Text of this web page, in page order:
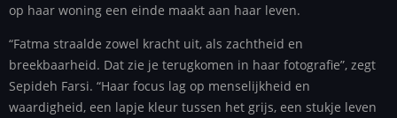
op haar woning een einde maakt aan haar leven.
“Fatma straalde zowel kracht uit, als zachtheid en
breekbaarheid. Dat zie je terugkomen in haar fotografie”, zegt
Sepideh Farsi. “Haar focus lag op menselijkheid en
waardigheid, een lapje kleur tussen het grijs, een stukje leven